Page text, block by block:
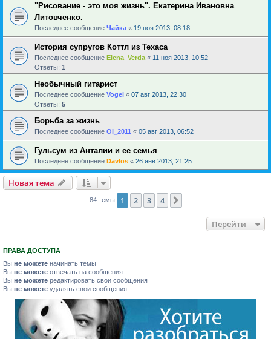
"Рисование - это моя жизнь". Екатерина Ивановна
Литовченко.
Последнее сообщение Чайка « 19 ноя 2013, 08:18
История супругов Коттл из Техаса
Последнее сообщение Elena_Verda « 11 ноя 2013, 10:52
Ответы: 1
Необычный гитарист
Последнее сообщение Vogel « 07 авг 2013, 22:30
Ответы: 5
Борьба за жизнь
Последнее сообщение Ol_2011 « 05 авг 2013, 06:52
Гульсум из Анталии и ее семья
Последнее сообщение Davlos « 26 янв 2013, 21:25
Новая тема
84 темы 1 2 3 4
Перейти
ПРАВА ДОСТУПА
Вы не можете начинать темы
Вы не можете отвечать на сообщения
Вы не можете редактировать свои сообщения
Вы не можете удалять свои сообщения